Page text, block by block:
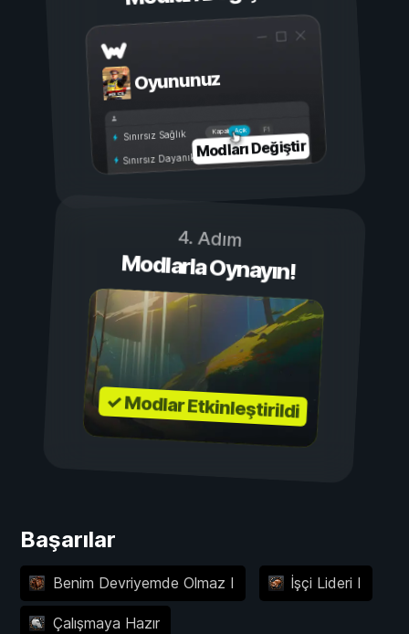
Oyununuz
Açık
Kapalı
Sınırsız Sağlık
Sınırsız DayanıklılıkModları Değiştir
4. Adım
Modlarla Oynayın!
✓ Modlar Etkinleştirildi
Başarılar
Benim Devriyemde Olmaz I İşçi Lideri I
Çalışmaya Hazır